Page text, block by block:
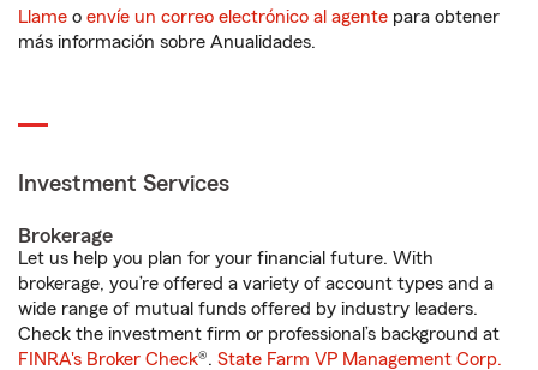
Llame o envíe un correo electrónico al agente para obtener
más información sobre Anualidades.
Investment Services
Brokerage
Let us help you plan for your financial future. With
brokerage, you’re offered a variety of account types and a
wide range of mutual funds offered by industry leaders.
Check the investment firm or professional’s background at
FINRA's Broker Check®. State Farm VP Management Corp.